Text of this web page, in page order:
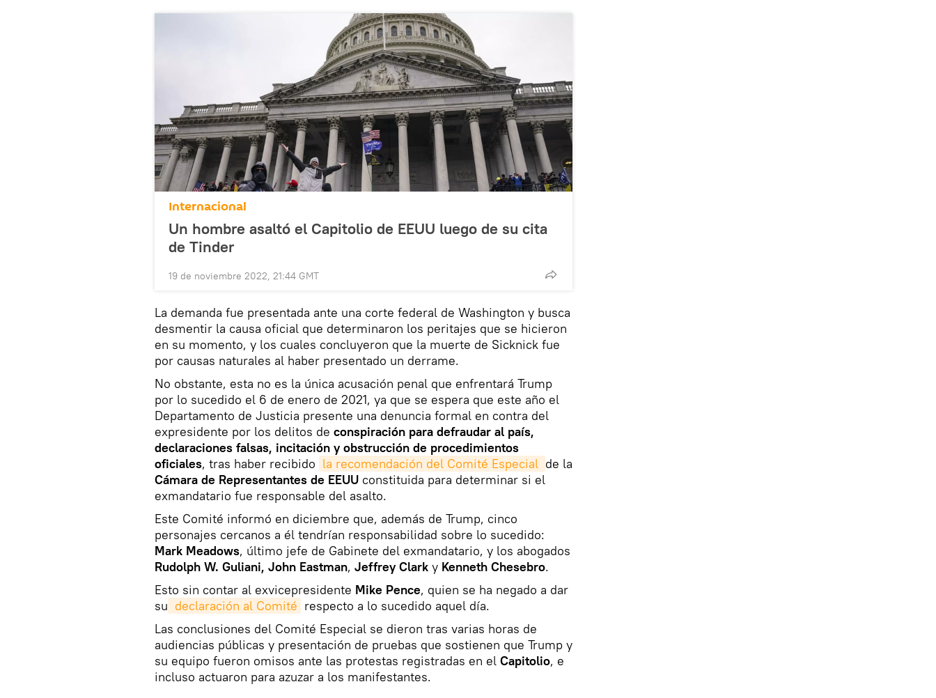
Internacional
Un hombre asaltó el Capitolio de EEUU luego de su cita
de Tinder
19 de noviembre 2022, 21:44 GMT
La demanda fue presentada ante una corte federal de Washington y busca
desmentir la causa oficial que determinaron los peritajes que se hicieron
en su momento, y los cuales concluyeron que la muerte de Sicknick fue
por causas naturales al haber presentado un derrame.
No obstante, esta no es la única acusación penal que enfrentará Trump
por lo sucedido el 6 de enero de 2021, ya que se espera que este año el
Departamento de Justicia presente una denuncia formal en contra del
expresidente por los delitos de conspiración para defraudar al país,
declaraciones falsas, incitación y obstrucción de procedimientos
oficiales, tras haber recibido la recomendación del Comité Especial de la
Cámara de Representantes de EEUU constituida para determinar si el
exmandatario fue responsable del asalto.
Este Comité informó en diciembre que, además de Trump, cinco
personajes cercanos a él tendrían responsabilidad sobre lo sucedido:
Mark Meadows, último jefe de Gabinete del exmandatario, y los abogados
Rudolph W. Guliani, John Eastman, Jeffrey Clark y Kenneth Chesebro.
Esto sin contar al exvicepresidente Mike Pence, quien se ha negado a dar
su declaración al Comité respecto a lo sucedido aquel día.
Las conclusiones del Comité Especial se dieron tras varias horas de
audiencias públicas y presentación de pruebas que sostienen que Trump y
su equipo fueron omisos ante las protestas registradas en el Capitolio, e
incluso actuaron para azuzar a los manifestantes.